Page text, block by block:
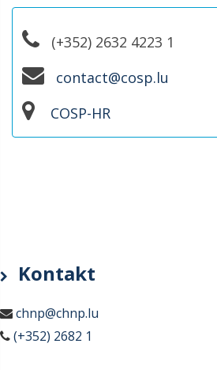
(+352) 2632 4223 1
contact@cosp.lu
COSP-HR
Kontakt
chnp@chnp.lu
(+352) 2682 1